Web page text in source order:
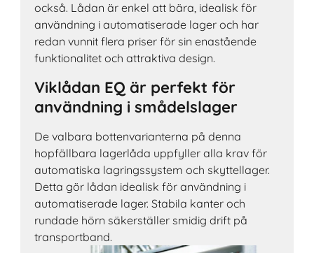
också. Lådan är enkel att bära, idealisk för
användning i automatiserade lager och har
redan vunnit flera priser för sin enastående
funktionalitet och attraktiva design.
Viklådan EQ är perfekt för
användning i smådelslager
De valbara bottenvarianterna på denna
hopfällbara lagerlåda uppfyller alla krav för
automatiska lagringssystem och skyttellager.
Detta gör lådan idealisk för användning i
automatiserade lager. Stabila kanter och
rundade hörn säkerställer smidig drift på
transportband.